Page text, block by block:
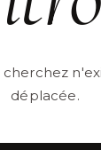
déplacée.